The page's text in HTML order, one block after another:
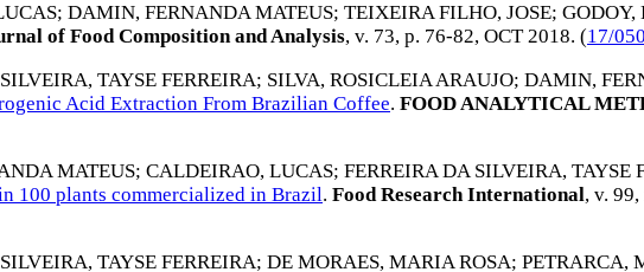
; DAMIN, FERNANDA MATEUS; TEIXEIRA FILHO, JOSE;
of Food Composition and Analysis, v. 73, p. 76-82, OCT 2018. (17/
TAYSE FERREIRA; SILVA, ROSICLEIA ARAUJO; DAMIN,
Acid Extraction From Brazilian Coffee. FOOD ANALYTICAL
MATEUS; CALDEIRAO, LUCAS; FERREIRA DA SILVEIRA, TAYSE
100 plants commercialized in Brazil. Food Research International, v.
TAYSE FERREIRA; DE MORAES, MARIA ROSA; PETRARCA,